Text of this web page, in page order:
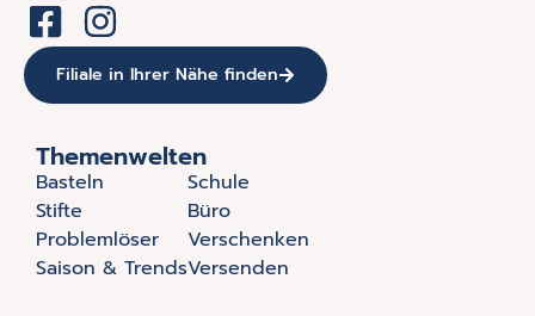
Filiale in Ihrer Nähe finden
Themenwelten
Basteln
Stifte
Problemlöser
Saison & Trends
Schule
Büro
Verschenken
Versenden